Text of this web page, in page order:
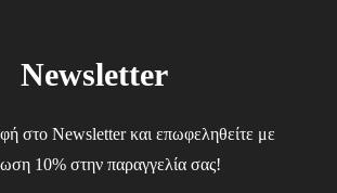
Newsletter
στο Newsletter και επωφεληθείτε με
10% στην παραγγελία σας!